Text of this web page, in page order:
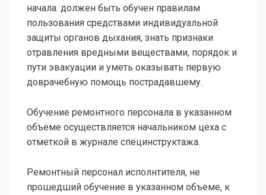
начала. должен быть обучен правилам
пользования средствами индивидуальной
защиты органов дыхания, знать признаки
отравления вредными веществами, порядок и
пути эвакуации и уметь оказывать первую
доврачебную помощь пострадавшему.
Обучение ремонтного персонала в указанном
объеме осуществляется начальником цеха с
отметкой в журнале специнструктажа.
Ремонтный персонал исполнтителя, не
прошедший обучение в указанном объеме, к